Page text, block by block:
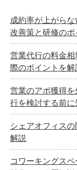
成約率が上がら
改善策と研修の
営業代行の料金
際のポイントを解
営業のアポ獲得
行を検討する前
シェアオフィス
解説
コワーキングス